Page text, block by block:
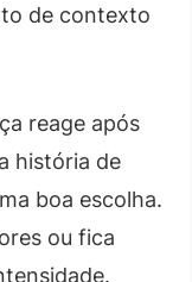
de contexto
reage após
história de
boa escolha.
ou fica